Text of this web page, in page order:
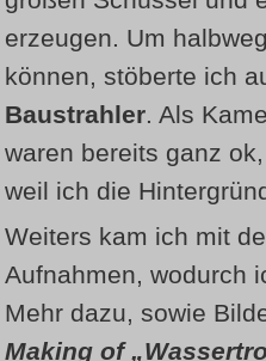
erzeugen. Um
können, stöberte ich
Baustrahler. Als
waren bereits ganz
weil ich die
Weiters kam ich mit
Aufnahmen, wodurch
Mehr dazu, sowie
Making of